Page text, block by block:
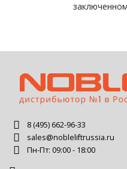
8 (495) 662-96-33
sales@nobleliftrussia.ru
Пн-Пт: 09:00 - 18:00